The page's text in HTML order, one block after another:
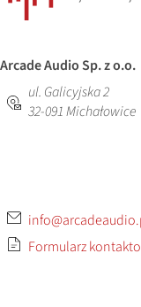
Arcade Audio Sp. z o.o.
ul. Galicyjska 2
32-091Michałowice
Formularz